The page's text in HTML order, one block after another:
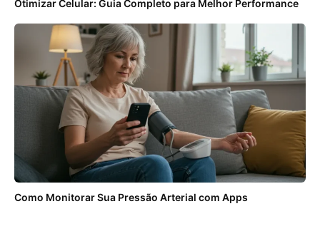
Otimizar Celular: Guia Completo para Melhor Performance
Como Monitorar Sua Pressão Arterial com Apps